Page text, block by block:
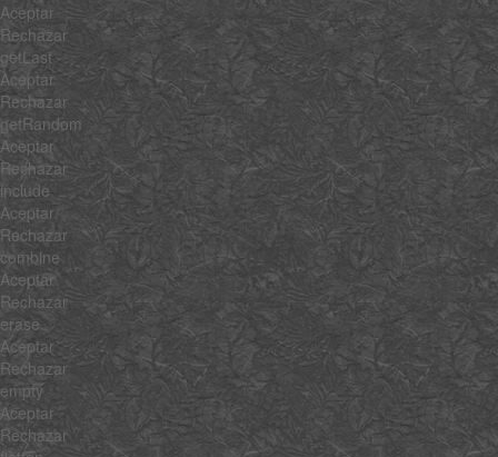
Aceptar
Rechazar
getLast
Aceptar
Rechazar
getRandom
Aceptar
Rechazar
include
Aceptar
Rechazar
combine
Aceptar
Rechazar
erase
Aceptar
Rechazar
empty
Aceptar
Rechazar